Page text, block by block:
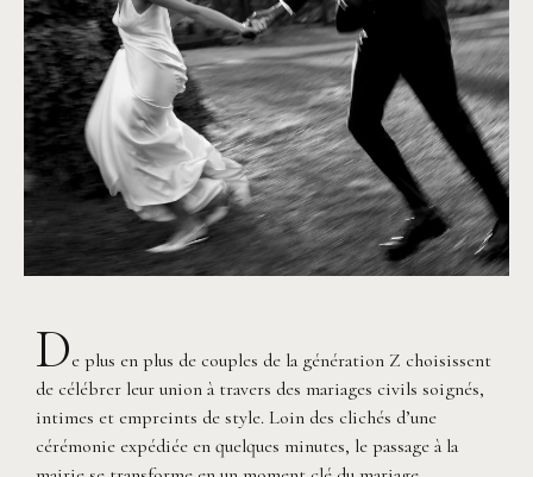
De plus en plus de couples de la génération Z choisissent
de célébrer leur union à travers des mariages civils soignés,
intimes et empreints de style. Loin des clichés d’une
cérémonie expédiée en quelques minutes, le passage à la